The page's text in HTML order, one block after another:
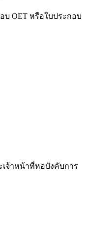
บ OET หรือใบประกอบ
จ้าหน้าที่หอบังคับการ